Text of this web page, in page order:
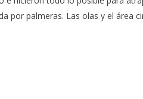
por palmeras. Las olas y el área